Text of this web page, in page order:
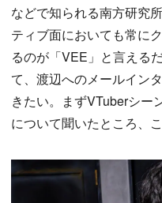
などで知られる南方研究
ティブ面においても常に
るのが「VEE」と言える
て、渡辺へのメールイン
きたい。まずVTuberシー
について聞いたところ、